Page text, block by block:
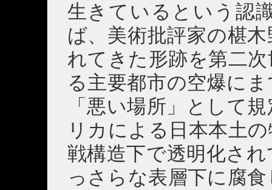
生きているという認
ば、美術批評家の椹
れてきた形跡を第二
る主要都市の空爆に
「悪い場所」として
リカによる日本本土
戦構造下で透明化さ
っさらな表層下に腐